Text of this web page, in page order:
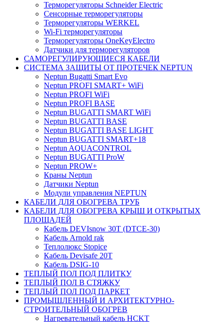
Терморегуляторы Schneider Electric
Сенсорные терморегуляторы
Терморегуляторы WERKEL
Wi-Fi терморегуляторы
Терморегуляторы OneKeyElectro
Датчики для терморегуляторов
САМОРЕГУЛИРУЮЩИЕСЯ КАБЕЛИ
СИСТЕМА ЗАЩИТЫ ОТ ПРОТЕЧЕК NEPTUN
Neptun Bugatti Smart Evo
Neptun PROFI SMART+ WiFi
Neptun PROFI WiFi
Neptun PROFI BASE
Neptun BUGATTI SMART WiFi
Neptun BUGATTI BASE
Neptun BUGATTI BASE LIGHT
Neptun BUGATTI SMART+18
Neptun AQUACONTROL
Neptun BUGATTI ProW
Neptun PROW+
Краны Neptun
Датчики Neptun
Модули управления NEPTUN
КАБЕЛИ ДЛЯ ОБОГРЕВА ТРУБ
КАБЕЛИ ДЛЯ ОБОГРЕВА КРЫШ И ОТКРЫТЫХ
ПЛОЩАДЕЙ
Кабель DEVIsnow 30Т (DTCE-30)
Кабель Arnold rak
Теплолюкс Stopice
Кабель Devisafe 20T
Кабель DSIG-10
ТЕПЛЫЙ ПОЛ ПОД ПЛИТКУ
ТЕПЛЫЙ ПОЛ В СТЯЖКУ
ТЕПЛЫЙ ПОЛ ПОД ПАРКЕТ
ПРОМЫШЛЕННЫЙ И АРХИТЕКТУРНО-
СТРОИТЕЛЬНЫЙ ОБОГРЕВ
Нагревательный кабель НCKТ